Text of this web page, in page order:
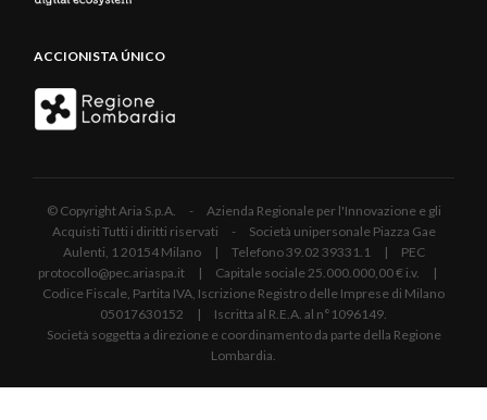
ACCIONISTA ÚNICO
© Copyright Aria S.p.A. - Azienda Regionale per l'Innovazione e gli
Acquisti Tutti i diritti riservati - Società unipersonale Piazza Gae
Aulenti, 1 20154 Milano | Telefono 39.02 39331.1 | PEC
protocollo@pec.ariaspa.it | Capitale sociale 25.000.000,00 € i.v. |
Codice Fiscale, Partita IVA, Iscrizione Registro delle Imprese di Milano
05017630152 | Iscritta al R.E.A. al n°1096149.
Società soggetta a direzione e coordinamento da parte della Regione
Lombardia.